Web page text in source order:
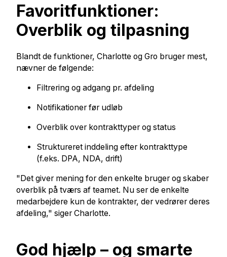
Favoritfunktioner:
Overblik og tilpasning
Blandt de funktioner, Charlotte og Gro bruger mest,
nævner de følgende:
Filtrering og adgang pr. afdeling
Notifikationer før udløb
Overblik over kontrakttyper og status
Struktureret inddeling efter kontrakttype
(f.eks. DPA, NDA, drift)
"Det giver mening for den enkelte bruger og skaber
overblik på tværs af teamet. Nu ser de enkelte
medarbejdere kun de kontrakter, der vedrører deres
afdeling," siger Charlotte.
God hjælp – og smarte